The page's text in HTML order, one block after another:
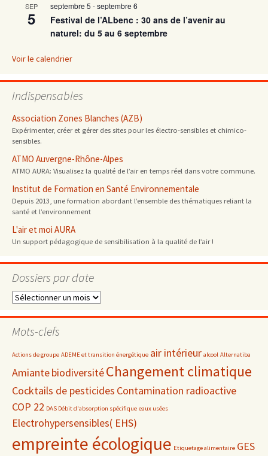
SEP
5
septembre 5 -septembre 6
Festival de l’ALbenc : 30 ans de l’avenir au
naturel: du 5 au 6 septembre
Voir le calendrier
Indispensables
Association Zones Blanches (AZB)
Expérimenter, créer et gérer des sites pour les électro-sensibles et chimico-
sensibles.
ATMO Auvergne-Rhône-Alpes
ATMO AURA: Visualisez la qualité de l’air en temps réel dans votre commune.
Institut de Formation en Santé Environnementale
Depuis 2013, une formation abordant l’ensemble des thématiques reliant la
santé et l’environnement
L'air et moi AURA
Un support pédagogique de sensibilisation à la qualité de l’air !
Dossiers par date
Dossiers
date
Mots-clefs
Actions de groupe ADEME et transition énergétique air intérieur alcool Alternatiba
AmiantebiodiversitéChangement climatique
Cocktails de pesticides Contamination radioactive
COP 22 DAS Débit d'absorption spécifique eaux usées
Electrohypersensibles( EHS)
empreinte écologique Etiquetage alimentaire GES